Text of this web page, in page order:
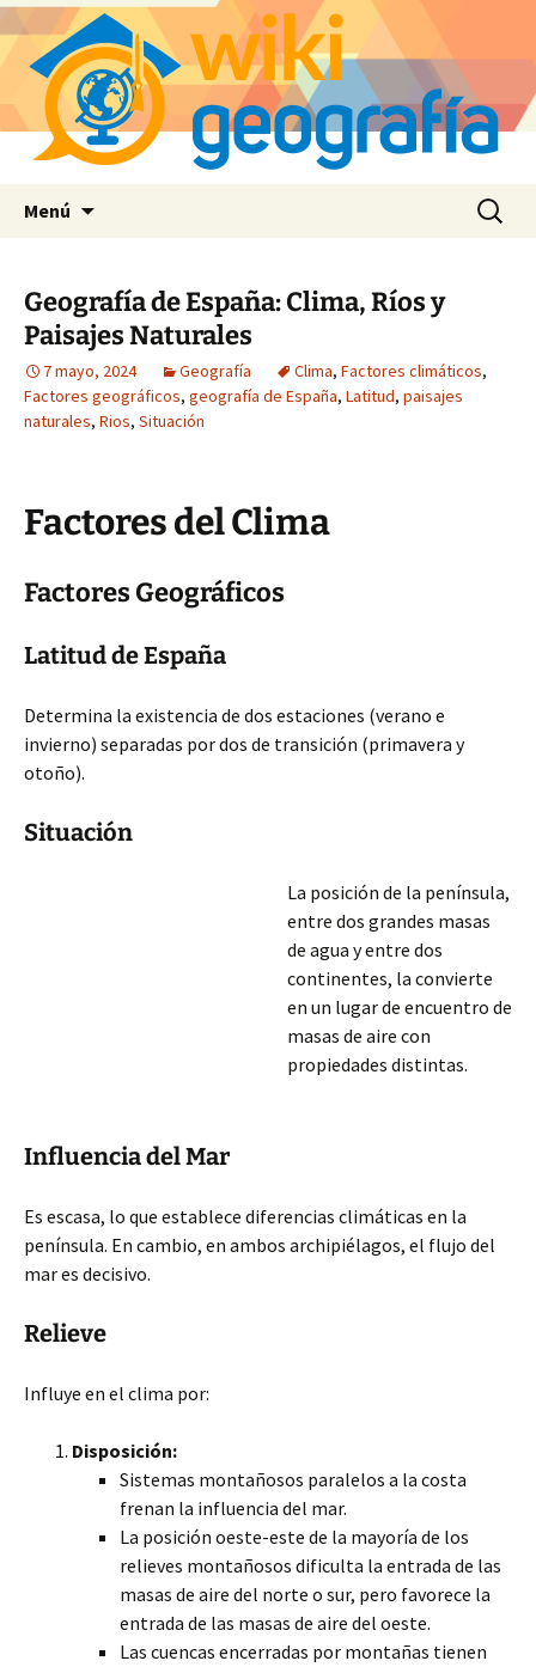
Menú Buscar:
Geografía de España: Clima, Ríos y
Paisajes Naturales
7 mayo, 2024 Geografía Clima, Factores climáticos,
Factores geográficos, geografía de España, Latitud, paisajes
naturales, Rios, Situación
Factores del Clima
Factores Geográficos
Latitud de España
Determina la existencia de dos estaciones (verano e
invierno) separadas por dos de transición (primavera y
otoño).
Situación
La posición de la península,
entre dos grandes masas
de agua y entre dos
continentes, la convierte
en un lugar de encuentro de
masas de aire con
propiedades distintas.
Influencia del Mar
Es escasa, lo que establece diferencias climáticas en la
península. En cambio, en ambos archipiélagos, el flujo del
mar es decisivo.
Relieve
Influye en el clima por:
Disposición:
Sistemas montañosos paralelos a la costa
frenan la influencia del mar.
La posición oeste-este de la mayoría de los
relieves montañosos dificulta la entrada de las
masas de aire del norte o sur, pero favorece la
entrada de las masas de aire del oeste.
Las cuencas encerradas por montañas tienen